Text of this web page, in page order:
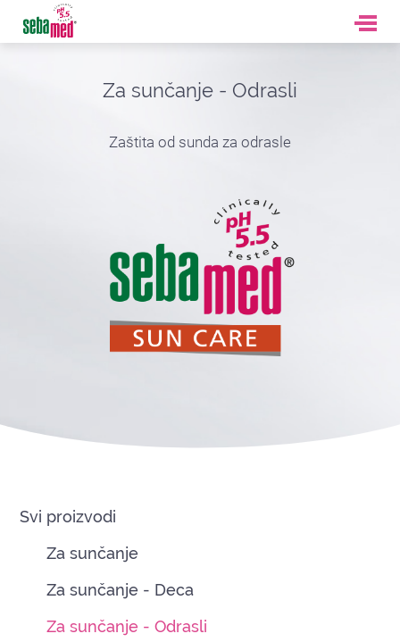
Za sunčanje - Odrasli
Zaštita od sunda za odrasle
Svi proizvodi
Za sunčanje
Za sunčanje - Deca
Za sunčanje - Odrasli